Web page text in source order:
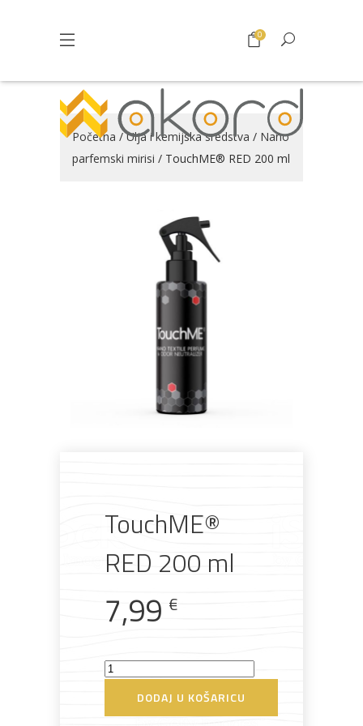
0
Početna /Ulja i kemijska sredstva / Nano
parfemski mirisi / TouchME® RED 200 ml
TouchME®
RED 200 ml
7,99 €
TouchME®
DODAJ U KOŠARICU